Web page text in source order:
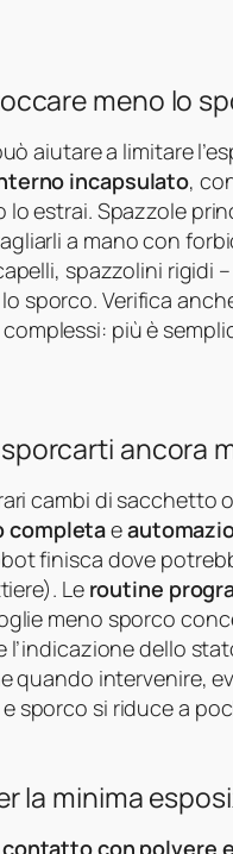
meno lo
aiutare a limitare
incapsulato,
estrai. Spazzole
a mano con
spazzolini rigidi
sporco. Verifica
più è
ancora
cambi di sacchetto
completae
finisca dove
Le routine
meno sporco
dello
quando intervenire,
sporco si riduce a
la minima
con polvere